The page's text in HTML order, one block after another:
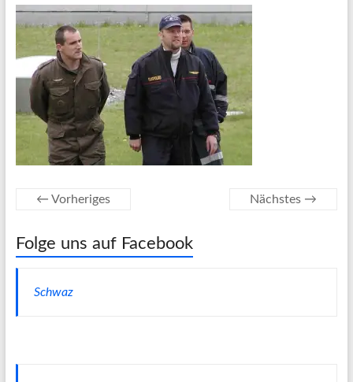
← Vorheriges Nächstes →
Folge uns auf Facebook
Schwaz